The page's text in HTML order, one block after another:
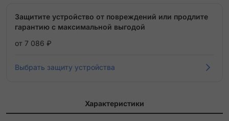
Защитите устройство от повреждений или продлите
гарантию с максимальной выгодой
от 7 086 ₽
Выбрать защиту устройства
Характеристики